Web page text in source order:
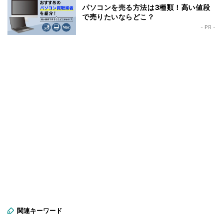
パソコンを売る方法は3種類！高い値段
で売りたいならどこ？
- PR -
関連キーワード